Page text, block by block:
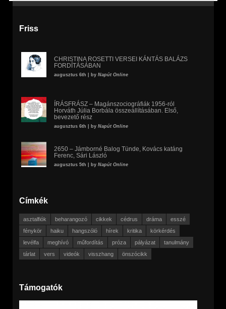
Friss
CHRISTINA ROSETTI VERSEI KÁNTÁS BALÁZS
FORDÍTÁSÁBAN
augusztus 6th | by Napút Online
ÍRÁSFRÁSZ – Magánszociográfiák 1956-ról
Horváth Júlia Borbála összeállításában. Első,
bevezető rész
augusztus 6th | by Napút Online
2650 – Jámborné Balog Tünde, Kovács katáng
Ferenc, Sári László
augusztus 5th | by Napút Online
Címkék
asztalfiók beharangozó cikkek cédrus dráma
esszé
fénykör
haiku hangszóló hírek kritika
körkérdés
levélfa
meghívó műfordítás próza pályázat
tanulmány
tárlat
vers videók visszhang önszócikk
Támogatók